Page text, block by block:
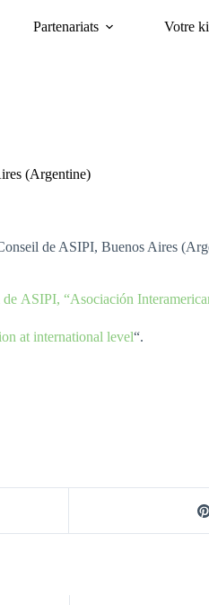
Partenariats Votre
(Argentine)
de ASIPI, Buenos Aires
de ASIPI, “Asociación
at international level“.